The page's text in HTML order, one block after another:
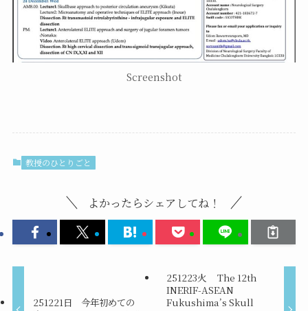
Screenshot
教授のひとりごと
よかったらシェアしてね！
251221日 今年初めての
251223火 The 12th
INERIF-ASEAN
Fukushima’s Skull